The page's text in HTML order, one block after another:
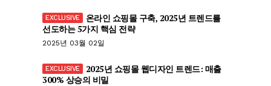
온라인 쇼핑몰 구축, 2025년 트렌드를
선도하는 5가지 핵심 전략
2025년 03월 02일
2025년 쇼핑몰 웹디자인 트렌드: 매출
300% 상승의 비밀